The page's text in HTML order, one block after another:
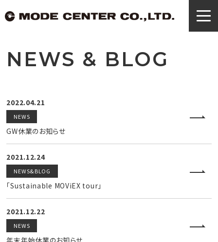
NEWS & BLOG
2022.04.21
NEWS
GW休業のお知らせ
2021.12.24
NEWS&BLOG
「Sustainable MOViEX tour」
2021.12.22
NEWS
年末年始休業のお知らせ